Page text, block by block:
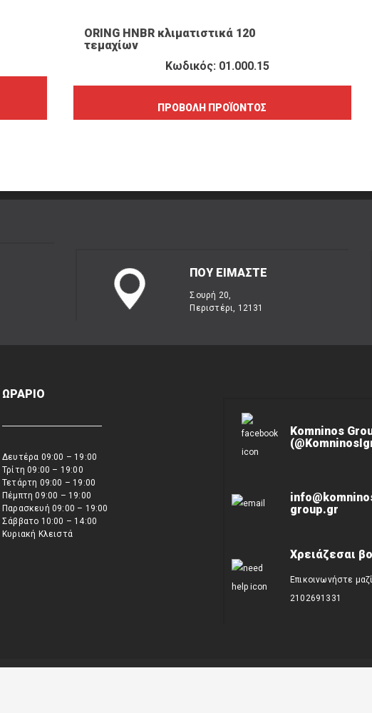
ORING HNBR κλιματιστικά 120
τεμαχίων
Κωδικός: 01.000.15
ΠΡΟΒΟΛΉ ΠΡΟΪΌΝΤΟΣ
ΠΟΥ ΕΙΜΑΣΤΕ
Σουρή 20,
Περιστέρι, 12131
ΩΡΑΡΙΟ
Δευτέρα 09:00 – 19:00
Τρίτη 09:00 – 19:00
Τετάρτη 09:00 – 19:00
Πέμπτη 09:00 – 19:00
Παρασκευή 09:00 – 19:00
Σάββατο 10:00 – 14:00
Κυριακή Κλειστά
Komninos
group.gr
Χρειάζεσαι
Επικοινωνήστε
2102691331